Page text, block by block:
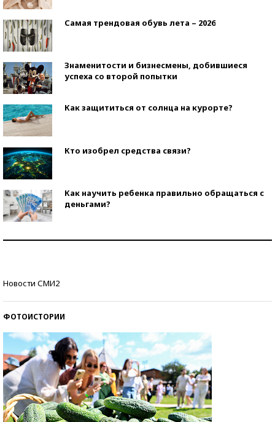
Самая трендовая обувь лета – 2026
Знаменитости и бизнесмены, добившиеся
успеха со второй попытки
Как защититься от солнца на курорте?
Кто изобрел средства связи?
Как научить ребенка правильно обращаться с
деньгами?
Новости СМИ2
ФОТОИСТОРИИ